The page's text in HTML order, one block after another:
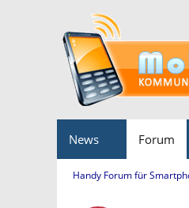
News Forum
Handy Forum für